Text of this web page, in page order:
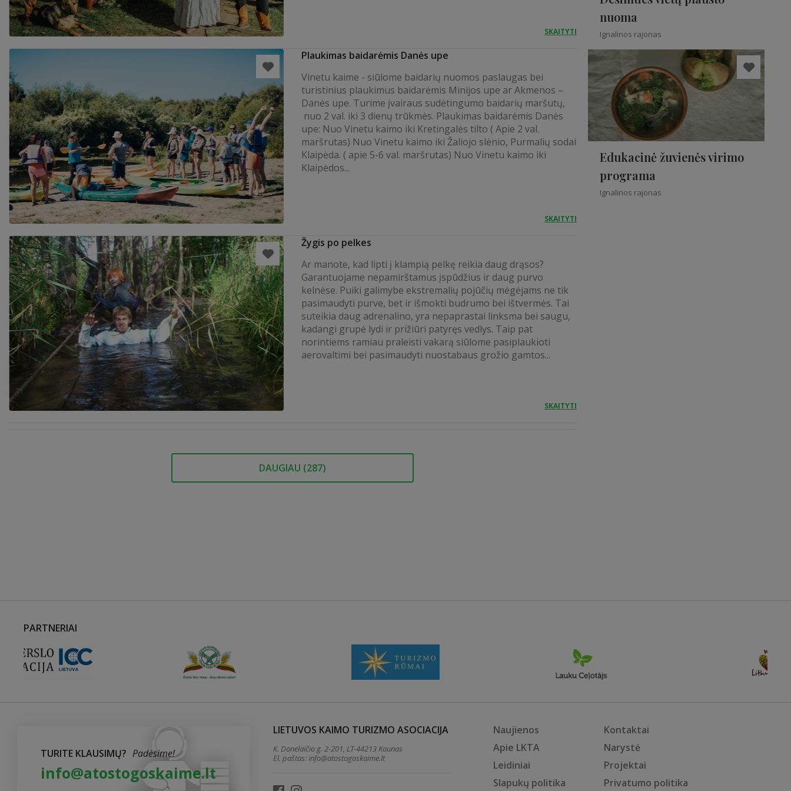
SKAITYTI
Plaukimas baidarėmis Danės upe
Vinetu kaime - siūlome baidarių nuomos paslaugas bei
turistinius plaukimus baidarėmis Minijos upe ar Akmenos –
Danės upe. Turime įvairaus sudėtingumo baidarių maršutų,
nuo 2 val. iki 3 dienų trūkmės. Plaukimas baidarėmis Danės
upe: Nuo Vinetu kaimo iki Kretingalės tilto ( Apie 2 val.
maršrutas) Nuo Vinetu kaimo iki Žaliojo slėnio, Purmalių sodai
Klaipėda. ( apie 5-6 val. maršrutas) Nuo Vinetu kaimo iki
Klaipėdos...
SKAITYTI
Žygis po pelkes
Ar manote, kad lipti į klampią pelkę reikia daug drąsos?
Garantuojame nepamirštamus įspūdžius ir daug purvo
kelnėse. Puiki galimybe ekstremalių pojūčių mėgėjams ne tik
pasimaudyti purve, bet ir išmokti budrumo bei ištvermės. Tai
suteikia daug adrenalino, yra nepaprastai linksma bei saugu,
kadangi grupė lydi ir prižiūri patyręs vedlys. Taip pat
norintiems ramiau praleisti vakarą siūlome pasiplaukioti
aerovaltimi bei pasimaudyti nuostabaus grožio gamtos...
SKAITYTI
DAUGIAU (287)
nuoma
Ignalinos rajonas
Edukacinė žuvienės virimo
programa
Ignalinos rajonas
PARTNERIAI
TURITE KLAUSIMŲ? Padėsime!
info@atostogoskaime.lt
LIETUVOS KAIMO TURIZMO ASOCIACIJA
K. Donelaičio g. 2-201, LT-44213 Kaunas
El. paštas:info@atostogoskaime.lt
Naujienos
Kontaktai
Apie LKTA
Narystė
Leidiniai
Projektai
Slapukų politika
Privatumo politika